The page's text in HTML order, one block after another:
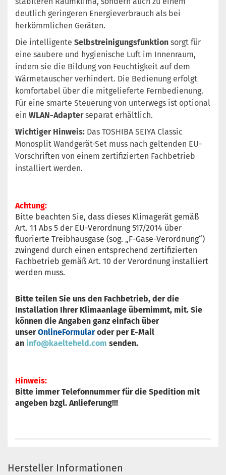
deutlich geringeren Energieverbrauch als bei
herkömmlichen Geräten.
Die intelligente Selbstreinigungsfunktion sorgt für
eine saubere und hygienische Luft im Innenraum,
indem sie die Bildung von Feuchtigkeit auf dem
Wärmetauscher verhindert. Die Bedienung erfolgt
komfortabel über die mitgelieferte Fernbedienung.
Für eine smarte Steuerung von unterwegs ist optional
ein WLAN-Adapterseparat erhältlich.
Wichtiger Hinweis: Das TOSHIBA SEIYA Classic
Monosplit Wandgerät-Set muss nach geltenden EU-
Vorschriften von einem zertifizierten Fachbetrieb
installiert werden.
Achtung:
Bitte beachten Sie, dass dieses Klimagerät gemäß
Art. 11 Abs 5 der EU-Verordnung 517/2014 über
fluorierte Treibhausgase (sog. „F-Gase-Verordnung“)
zwingend durch einen entsprechend zertifizierten
Fachbetrieb gemäß Art. 10 der Verordnung installiert
werden muss.
Bitte teilen Sie uns den Fachbetrieb, der die
Installation Ihrer Klimaanlage übernimmt, mit. Sie
können die Angaben ganz einfach über
unserOnlineFormularoder per E-Mail
an info@kaelteheld.com senden.
Hinweis:
Bitte immer Telefonnummer für die Spedition mit
angeben bzgl. Anlieferung!!!
Hersteller Informationen